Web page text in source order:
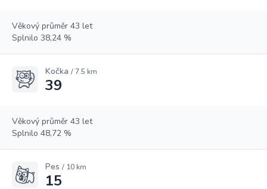
Věkový průměr 43 let
Splnilo 38,24 %
Kočka / 7.5 km
39
Věkový průměr 43 let
Splnilo 48,72 %
Pes / 10 km
15